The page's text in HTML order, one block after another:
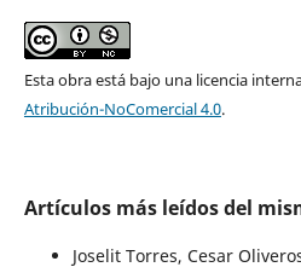
Esta obra está bajo una licencia
Atribución-NoComercial 4.0.
Artículos más leídos del
Joselit Torres, Cesar